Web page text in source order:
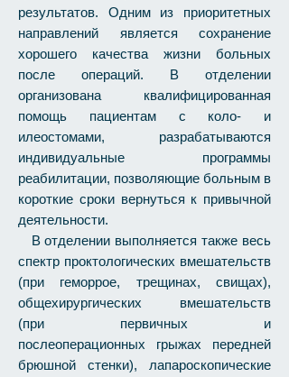
результатов. Одним из приоритетных
направлений является сохранение
хорошего качества жизни больных
после операций. В отделении
организована квалифицированная
помощь пациентам с коло- и
илеостомами, разрабатываются
индивидуальные программы
реабилитации, позволяющие больным в
короткие сроки вернуться к привычной
деятельности.
В отделении выполняется также весь
спектр проктологических вмешательств
(при геморрое, трещинах, свищах),
общехирургических вмешательств
(при первичных и
послеоперационных грыжах передней
брюшной стенки), лапароскопические